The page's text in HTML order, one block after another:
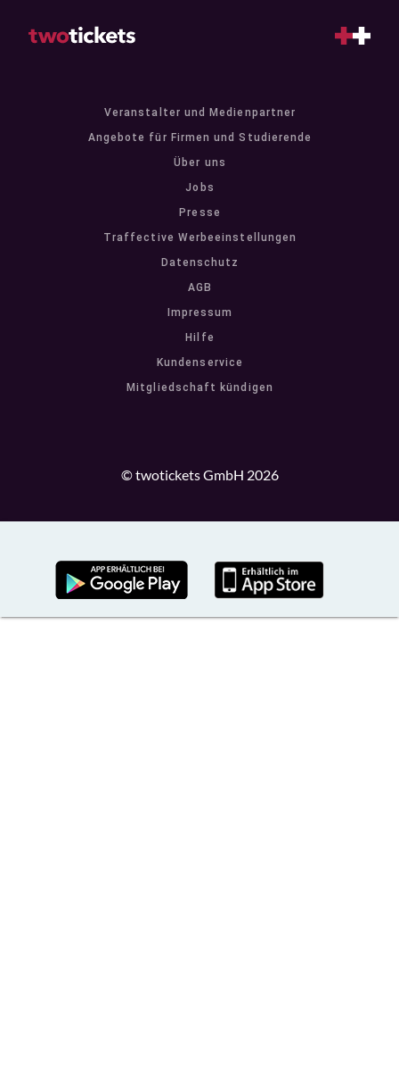
Veranstalter und Medienpartner
Angebote für Firmen und Studierende
Über uns
Jobs
Presse
Traffective Werbeeinstellungen
Datenschutz
AGB
Impressum
Hilfe
Kundenservice
Mitgliedschaft kündigen
© twotickets GmbH 2026